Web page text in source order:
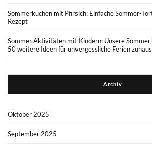
Sommerkuchen mit Pfirsich: Einfache Sommer-
Rezept
Sommer Aktivitäten mit Kindern: Unsere
50 weitere Ideen für unvergessliche Ferien
Archiv
Oktober 2025
September 2025